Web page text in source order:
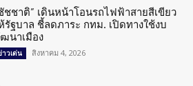
ชชาติ” เดินหน้าโอนรถไฟฟ้าสายสีเขียว
รัฐบาล ชี้ลดภาระ กทม. เปิดทางใช้งบ
นาเมือง
าวเด่น สิงหาคม 4, 2026